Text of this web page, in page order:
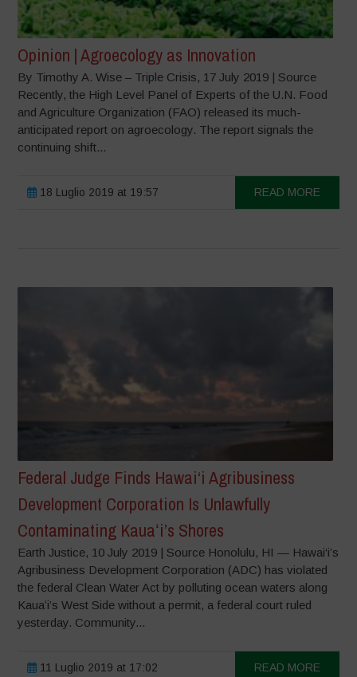
Opinion | Agroecology as Innovation
By Timothy A. Wise – Triple Crisis, 17 July 2019 | Source
Recently, the High Level Panel of Experts of the U.N. Food
and Agriculture Organization (FAO) released its much-
anticipated report on agroecology. The report signals the
continuing shift...
18 Luglio 2019 at 19:57 READ MORE
Federal Judge Finds Hawai‘i Agribusiness
Development Corporation Is Unlawfully
Contaminating Kauaʻi’s Shores
Earth Justice, 10 July 2019 | Source Honolulu, HI — Hawai‘i’s
Agribusiness Development Corporation (ADC) has violated
the federal Clean Water Act by polluting ocean waters along
Kauaʻi’s West Side without a permit, a federal court ruled
yesterday. Community...
11 Luglio 2019 at 17:02 READ MORE